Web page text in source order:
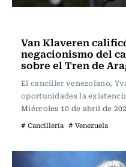
Van Klaveren
negacionismo del
sobre el Tren de
El canciller venezolano,
oportunidades la
Miércoles 10 de abril de
# Cancillería # Venezuela